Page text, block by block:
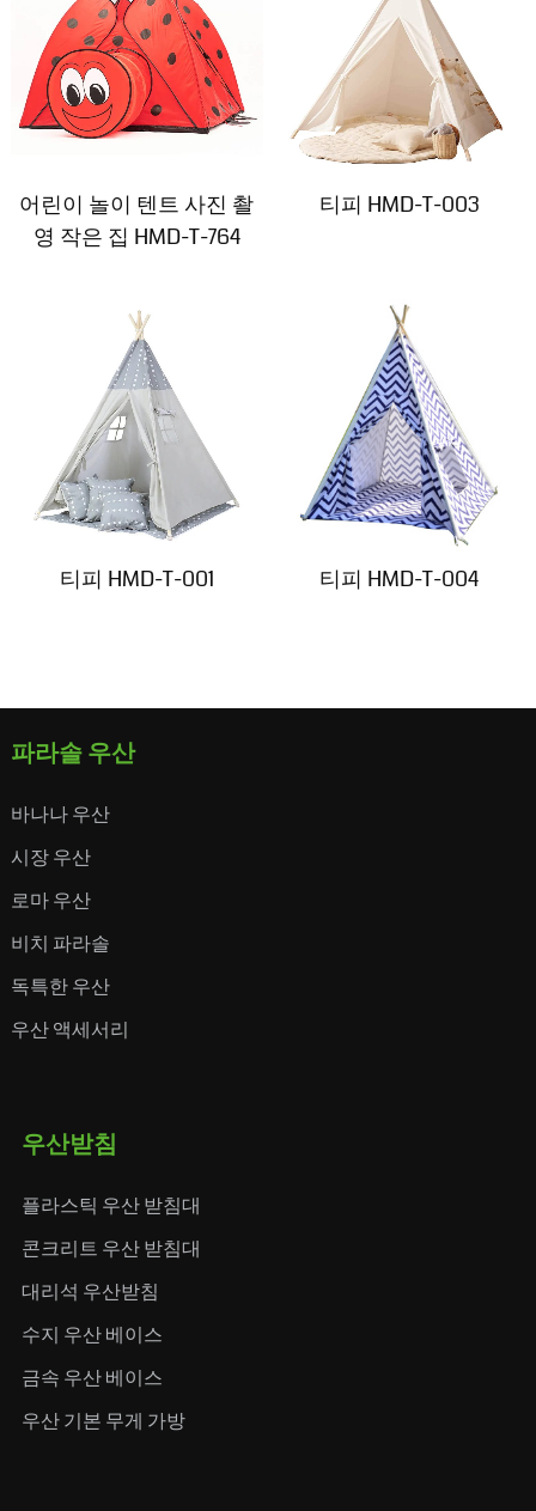
어린이 놀이 텐트 사진 촬
영 작은 집 HMD-T-764
티피 HMD-T-003
티피 HMD-T-001 티피 HMD-T-004
파라솔 우산
바나나 우산
시장 우산
로마 우산
비치 파라솔
독특한 우산
우산 액세서리
우산받침
플라스틱 우산 받침대
콘크리트 우산 받침대
대리석 우산받침
수지 우산 베이스
금속 우산 베이스
우산 기본 무게 가방